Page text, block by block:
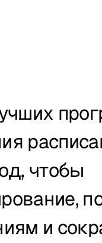
чтобы
и